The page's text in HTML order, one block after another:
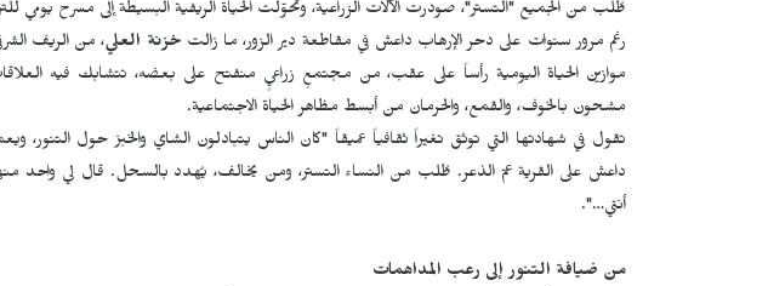
طُلب من الجميع "التستر"، صودرت الآلات الزراعية، وتحوّلت الحياة الريفية البسيطة إلى مسرح يومي
رغم مرور سنوات على دحر الإرهاب داعش في مقاطعة دير الزور، ما زالت خزنة العلي، من الريف
موازين الحياة اليومية رأساً على عقب، من مجتمعٍ زراعيٍ منفتح على بعضه، تتشابك فيه
مشحون بالخوف، والقمع، والحرمان من أبسط مظاهر الحياة الاجتماعية.
تقول في شهادتها التي توثق تغيراً ثقافياً عميقاً "كان الناس يتبادلون الشاي والخبز حول التنور،
داعش على القرية عمّ الذعر. طُلب من النساء التستر، ومن يخالف، يُهدد بالسحل. قال لي واحد
أنتي…".
من ضيافة التنور إلى رعب المداهمات